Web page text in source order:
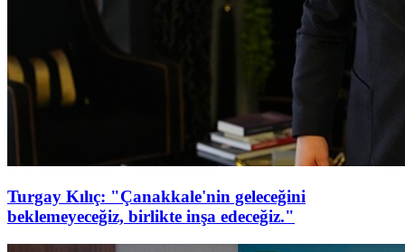
Turgay Kılıç: "Çanakkale'nin geleceğini
beklemeyeceğiz, birlikte inşa edeceğiz."